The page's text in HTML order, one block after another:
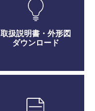
取扱説明書・外形図
ダウンロード